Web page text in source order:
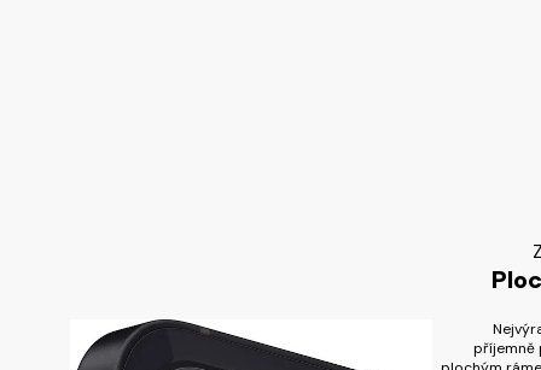
příjemně